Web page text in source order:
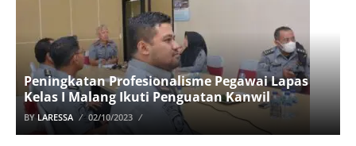
Peningkatan Profesionalisme Pegawai Lapas
Kelas I Malang Ikuti Penguatan Kanwil
BY LARESSA 02/10/2023